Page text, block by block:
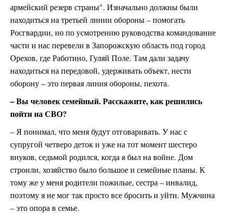
армейский резерв страны". Изначально должны были
находиться на третьей линии обороны – помогать
Росгвардии, но по усмотрению руководства командование
части и нас перевели в Запорожскую область под город
Орехов, где Работино, Гуляй Поле. Там дали задачу
находиться на передовой, удерживать объект, нести
оборону – это первая линия обороны, пехота.
– Вы человек семейный. Расскажите, как решились
пойти на СВО?
– Я понимал, что меня будут отговаривать. У нас с
супругой четверо деток и уже на тот момент шестеро
внуков, седьмой родился, когда я был на войне. Дом
строили, хозяйство было большое и семейные планы. К
тому же у меня родители пожилые, сестра – инвалид,
поэтому я не мог так просто все бросить и уйти. Мужчина
– это опора в семье.